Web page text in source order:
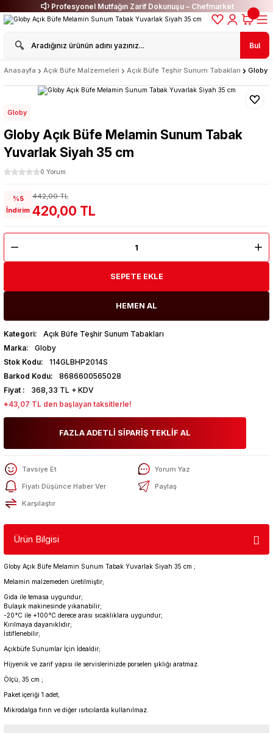
Profesyonel Mutfağın Zarif Dokunuşu – Chefmarket
Bul
Anasayfa Açık Büfe Malzemeleri Açık Büfe Teşhir Sunum Tabakları Globy
Globy
Globy Açık Büfe Melamin Sunum Tabak
Yuvarlak Siyah 35 cm
0 Yorum
%5
İndirim
442,00 TL
420,00 TL
SEPETE EKLE
HEMEN AL
Kategori
Açık Büfe Teşhir Sunum Tabakları
Marka
Globy
Stok Kodu
114GLBHP2014S
Barkod Kodu
8686600565028
Fiyat
368,33 TL + KDV
*43,07 TL den başlayan taksitlerle!
FAZLA ADETLİ SİPARİŞ TEKLİF AL
Tavsiye Et
Yorum Yaz
Fiyatı Düşünce Haber Ver
Paylaş
Karşılaştır
Ürün Bilgisi
Globy Açık Büfe Melamin Sunum Tabak Yuvarlak Siyah 35 cm ;
Melamin malzemeden üretilmiştir;
Gıda ile temasa uygundur;
Bulaşık makinesinde yıkanabilir;
-20°C ile +100°C derece arası sıcaklıklara uygundur;
Kırılmaya dayanıklıdır;
İstiflenebilir;
Açıkbüfe Sunumlar İçin İdealdir;
Hijyenik ve zarif yapısı ile servislerinizde porselen şıklığı aratmaz.
Ölçü; 35 cm ;
Paket içeriği 1 adet;
Mikrodalga fırın ve diğer ısıtıcılarda kullanılmaz.